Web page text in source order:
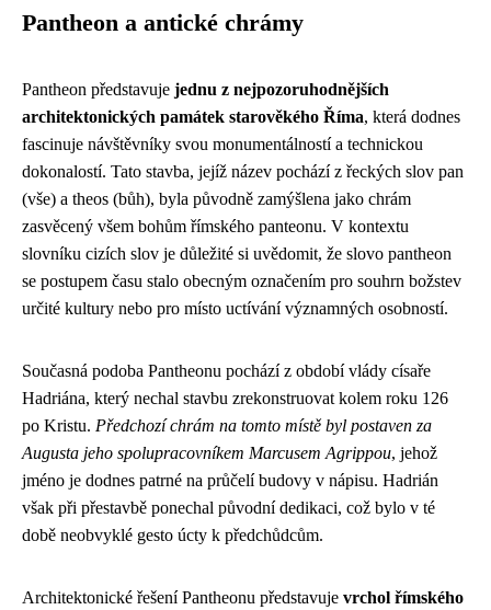
Pantheon a antické chrámy
Pantheon představuje jednu z nejpozoruhodnějších
architektonických památek starověkého Říma, která dodnes
fascinuje návštěvníky svou monumentálností a technickou
dokonalostí. Tato stavba, jejíž název pochází z řeckých slov pan
(vše) a theos (bůh), byla původně zamýšlena jako chrám
zasvěcený všem bohům římského panteonu. V kontextu
slovníku cizích slov je důležité si uvědomit, že slovo pantheon
se postupem času stalo obecným označením pro souhrn božstev
určité kultury nebo pro místo uctívání významných osobností.
Současná podoba Pantheonu pochází z období vlády císaře
Hadriána, který nechal stavbu zrekonstruovat kolem roku 126
po Kristu. Předchozí chrám na tomto místě byl postaven za
Augusta jeho spolupracovníkem Marcusem Agrippou, jehož
jméno je dodnes patrné na průčelí budovy v nápisu. Hadrián
však při přestavbě ponechal původní dedikaci, což bylo v té
době neobvyklé gesto úcty k předchůdcům.
Architektonické řešení Pantheonu představuje vrchol římského